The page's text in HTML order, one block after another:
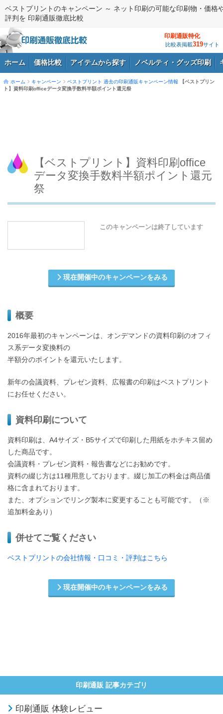
ベストプリントのキャンペーン ～ ネット印刷の可能な印刷物・価格
評判を 印刷通販徹底比較
印刷通販特化
比較表掲載319サイト
ホーム 価格比較 アイテムから探す ノベルティ・グッズ印刷
ホーム キャンペーン ベストプリント 過去の印刷通販キャンペーン情報
【ベストプリン
ト】資料印刷officeデータ変換手数料半額ポイント還元祭
【ベストプリント】資料印刷office
データ変換手数料半額ポイント還元
祭
このキャンペーンは終了しています
現在開催中のキャンペーンをみる
概要
2016年最初のキャンペーンは、オンデマンドの資料印刷のオフィ
ス系データ変換料の
半額分のポイントを還元いたします。
新年の会議資料、プレゼン資料、広報書の印刷はベストプリント
にお任せください。
資料印刷について
資料印刷は、A4サイズ・B5サイズで印刷した用紙をホチキス留め
した商品です。
会議資料・プレゼン資料・報告書などにお勧めです。
資料の綴じ方は11種用意しております。綴じ加工の料金は商品価
格に含まれております。
また、オプションでリング製本に変更することも可能です。（※
追加料金あり）
併せてご覧ください
ベストプリントの会社情報・口コミ・評判はこちら
現在開催中のキャンペーンをみる
印刷通販 記事カテゴリ
印刷通販 体験レビュー